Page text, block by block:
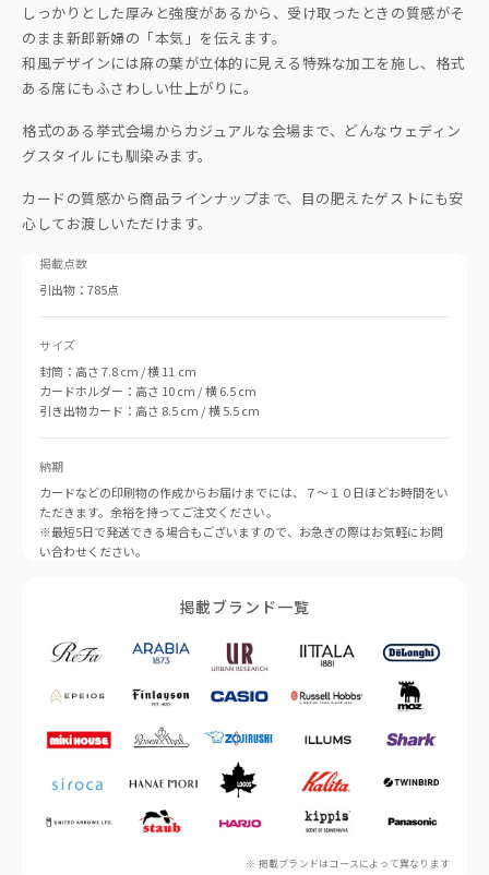
しっかりとした厚みと強度があるから、受け取ったときの質感がそ
のまま新郎新婦の「本気」を伝えます。
和風デザインには麻の葉が立体的に見える特殊な加工を施し、格式
ある席にもふさわしい仕上がりに。
格式のある挙式会場からカジュアルな会場まで、どんなウェディン
グスタイルにも馴染みます。
カードの質感から商品ラインナップまで、目の肥えたゲストにも安
心してお渡しいただけます。
掲載点数
引出物：785点
サイズ
封筒：高さ 7.8 cm / 横 11 cm
カードホルダー：高さ 10 cm / 横 6.5 cm
引き出物カード：高さ 8.5 cm / 横 5.5 cm
納期
カードなどの印刷物の作成からお届けまでには、７〜１０日ほどお時間をい
ただきます。余裕を持ってご注文ください。
※最短5日で発送できる場合もございますので、お急ぎの際はお気軽にお問
い合わせください。
掲載ブランド一覧
※ 掲載ブランドはコースによって異なります